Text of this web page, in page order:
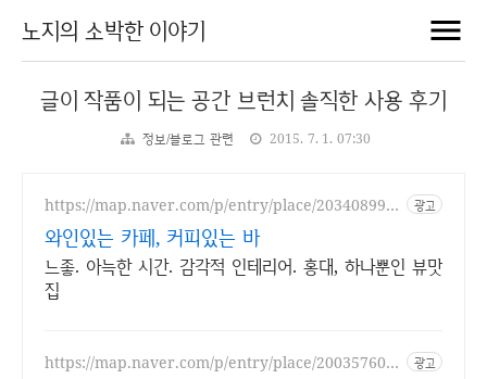
노지의 소박한 이야기
글이 작품이 되는 공간 브런치 솔직한 사용 후기
정보/블로그 관련 2015. 7. 1. 07:30
https://map.naver.com/p/entry/place/203408996
광고
와인있는 카페, 커피있는 바
느좋. 아늑한 시간. 감각적 인테리어. 홍대, 하나뿐인 뷰맛
집
https://map.naver.com/p/entry/place/200357602
광고